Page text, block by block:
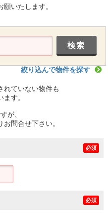
いたします。
絞り込んで物件を探す
れていない物件も
ます。
が、
問合せ下さい。
必須
必須